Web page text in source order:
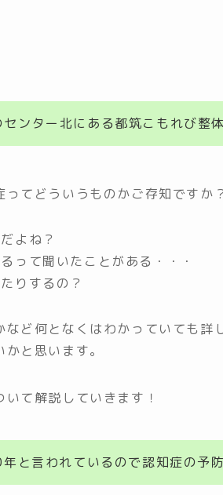
ンター北にある都筑こもれび整
てどういうものかご存知ですか？
よね？
って聞いたことがある・・・
りするの？
など何となくはわかっていても詳
と思います。
て解説していきます！
と言われているので認知症の予